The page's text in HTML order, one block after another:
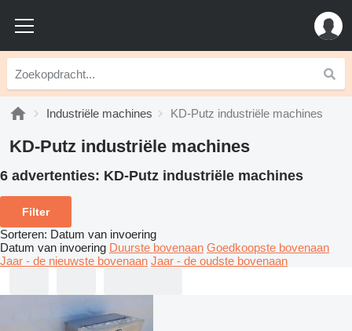
Industriële machines KD-Putz industriële machines
KD-Putz industriële machines
6 advertenties: KD-Putz industriële machines
Filter
Sorteren: Datum van invoering
Datum van invoering Duurste bovenaan Goedkoopste bovenaan
Jaar - de nieuwste bovenaan Jaar - de oudste bovenaan